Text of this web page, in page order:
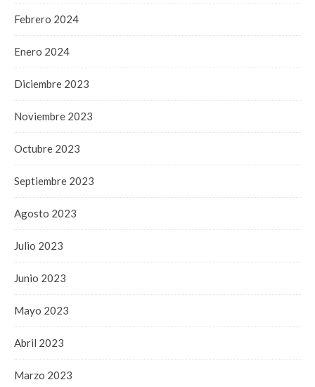
Febrero 2024
Enero 2024
Diciembre 2023
Noviembre 2023
Octubre 2023
Septiembre 2023
Agosto 2023
Julio 2023
Junio 2023
Mayo 2023
Abril 2023
Marzo 2023